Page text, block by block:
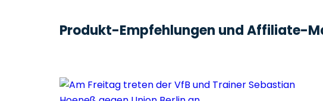
Produkt-Empfehlungen und Affiliate-